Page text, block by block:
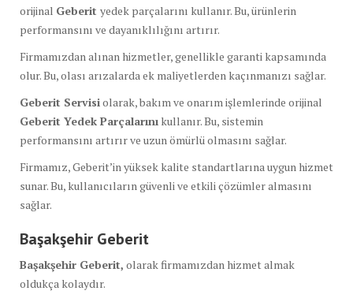
orijinal Geberit yedek parçalarını kullanır. Bu, ürünlerin
performansını ve dayanıklılığını artırır.
Firmamızdan alınan hizmetler, genellikle garanti kapsamında
olur. Bu, olası arızalarda ek maliyetlerden kaçınmanızı sağlar.
Geberit Servisiolarak, bakım ve onarım işlemlerinde orijinal
Geberit Yedek Parçalarını kullanır. Bu, sistemin
performansını artırır ve uzun ömürlü olmasını sağlar.
Firmamız, Geberit’in yüksek kalite standartlarına uygun hizmet
sunar. Bu, kullanıcıların güvenli ve etkili çözümler almasını
sağlar.
Başakşehir Geberit
Başakşehir Geberit, olarak firmamızdan hizmet almak
oldukça kolaydır.